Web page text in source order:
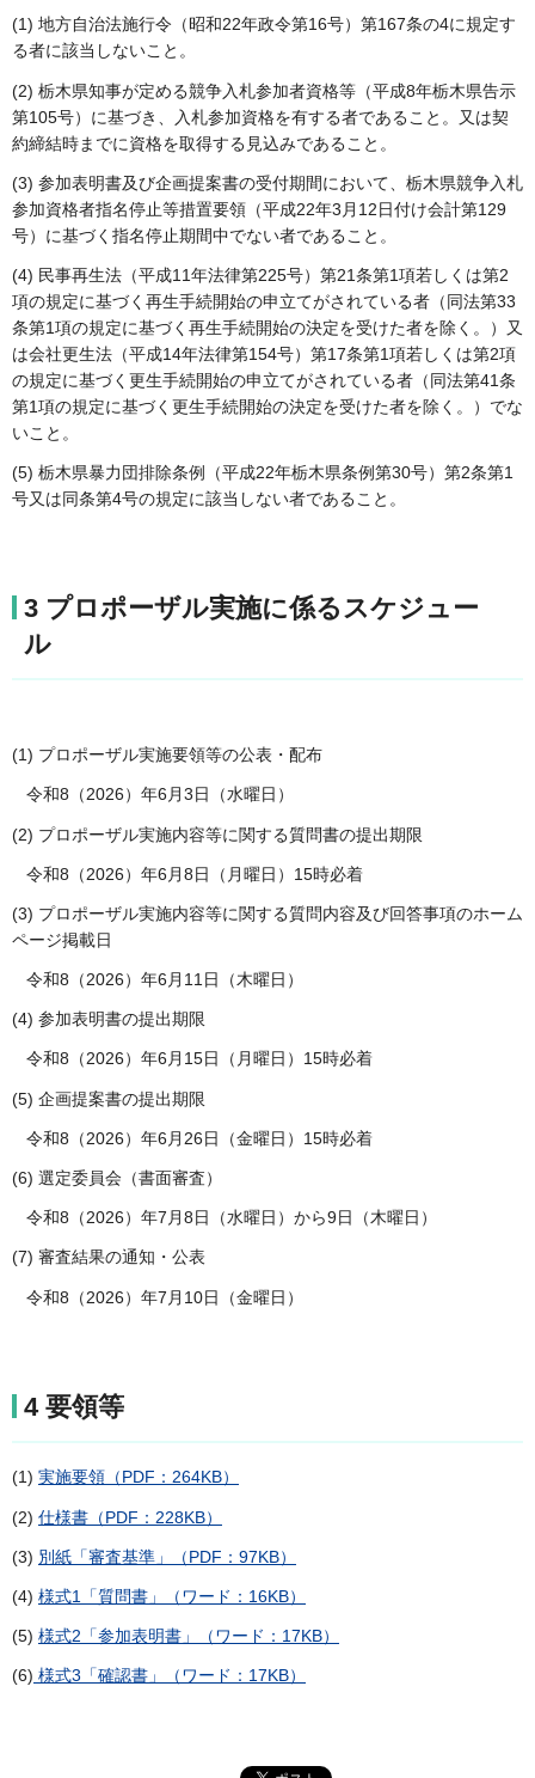
(1) 地方自治法施行令（昭和22年政令第16号）第167条の4に規定す
る者に該当しないこと。
(2) 栃木県知事が定める競争入札参加者資格等（平成8年栃木県告示
第105号）に基づき、入札参加資格を有する者であること。又は契
約締結時までに資格を取得する見込みであること。
(3) 参加表明書及び企画提案書の受付期間において、栃木県競争入札
参加資格者指名停止等措置要領（平成22年3月12日付け会計第129
号）に基づく指名停止期間中でない者であること。
(4) 民事再生法（平成11年法律第225号）第21条第1項若しくは第2
項の規定に基づく再生手続開始の申立てがされている者（同法第33
条第1項の規定に基づく再生手続開始の決定を受けた者を除く。）又
は会社更生法（平成14年法律第154号）第17条第1項若しくは第2項
の規定に基づく更生手続開始の申立てがされている者（同法第41条
第1項の規定に基づく更生手続開始の決定を受けた者を除く。）でな
いこと。
(5) 栃木県暴力団排除条例（平成22年栃木県条例第30号）第2条第1
号又は同条第4号の規定に該当しない者であること。
3 プロポーザル実施に係るスケジュー
ル
(1) プロポーザル実施要領等の公表・配布
令和8（2026）年6月3日（水曜日）
(2) プロポーザル実施内容等に関する質問書の提出期限
令和8（2026）年6月8日（月曜日）15時必着
(3) プロポーザル実施内容等に関する質問内容及び回答事項のホーム
ページ掲載日
令和8（2026）年6月11日（木曜日）
(4) 参加表明書の提出期限
令和8（2026）年6月15日（月曜日）15時必着
(5) 企画提案書の提出期限
令和8（2026）年6月26日（金曜日）15時必着
(6) 選定委員会（書面審査）
令和8（2026）年7月8日（水曜日）から9日（木曜日）
(7) 審査結果の通知・公表
令和8（2026）年7月10日（金曜日）
4 要領等
(1) 実施要領（PDF：264KB）
(2) 仕様書（PDF：228KB）
(3) 別紙「審査基準」（PDF：97KB）
(4) 様式1「質問書」（ワード：16KB）
(5) 様式2「参加表明書」（ワード：17KB）
(6) 様式3「確認書」（ワード：17KB）